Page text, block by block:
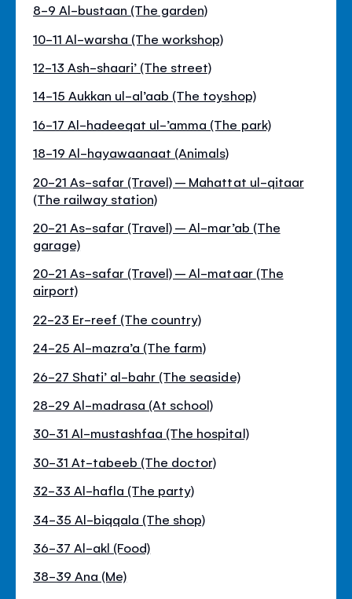
8-9 Al-bustaan (The garden)
10-11 Al-warsha (The workshop)
12-13 Ash-shaari’ (The street)
14-15 Aukkan ul-al’aab (The toyshop)
16-17 Al-hadeeqat ul-’amma (The park)
18-19 Al-hayawaanaat (Animals)
20-21 As-safar (Travel) – Mahattat ul-qitaar
(The railway station)
20-21 As-safar (Travel) – Al-mar’ab (The
garage)
20-21 As-safar (Travel) – Al-mataar (The
airport)
22-23 Er-reef (The country)
24-25 Al-mazra’a (The farm)
26-27 Shati’ al-bahr (The seaside)
28-29 Al-madrasa (At school)
30-31 Al-mustashfaa (The hospital)
30-31 At-tabeeb (The doctor)
32-33 Al-hafla (The party)
34-35 Al-biqqala (The shop)
36-37 Al-akl (Food)
38-39 Ana (Me)